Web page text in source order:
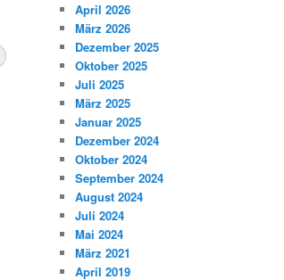
April 2026
März 2026
Dezember 2025
Oktober 2025
Juli 2025
März 2025
Januar 2025
Dezember 2024
Oktober 2024
September 2024
August 2024
Juli 2024
Mai 2024
März 2021
April 2019